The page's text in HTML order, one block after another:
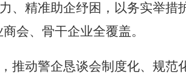
、精准助企纾困，以务实举措
会、骨干企业全覆盖。
推动警企恳谈会制度化、 规范